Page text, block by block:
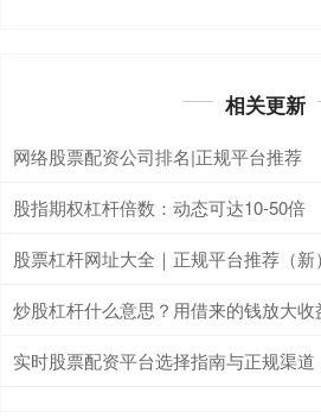
相关更新
网络股票配资公司排名|正规平台推荐
股指期权杠杆倍数：动态可达10-50倍
股票杠杆网址大全｜正规平台推荐（新）
炒股杠杆什么意思？用借来的钱放大收
实时股票配资平台选择指南与正规渠道